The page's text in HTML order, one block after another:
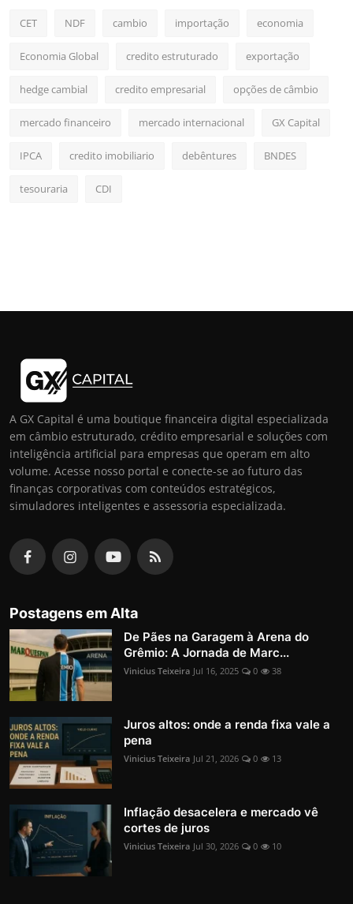
CET NDF cambio importação economia
Economia Global credito estruturado exportação
hedge cambial credito empresarial opções de câmbio
mercado financeiro mercado internacional GX Capital
IPCA credito imobiliario debêntures BNDES
tesouraria CDI
A GX Capital é uma boutique financeira digital especializada
em câmbio estruturado, crédito empresarial e soluções com
inteligência artificial para empresas que operam em alto
volume. Acesse nosso portal e conecte-se ao futuro das
finanças corporativas com conteúdos estratégicos,
simuladores inteligentes e assessoria especializada.
Postagens em Alta
De Pães na Garagem à Arena do
Grêmio: A Jornada de Marc...
Vinicius Teixeira Jul 16, 2025 0 38
Juros altos: onde a renda fixa vale a
pena
Vinicius Teixeira Jul 21, 2026 0 13
Inflação desacelera e mercado vê
cortes de juros
Vinicius Teixeira Jul 30, 2026 0 10